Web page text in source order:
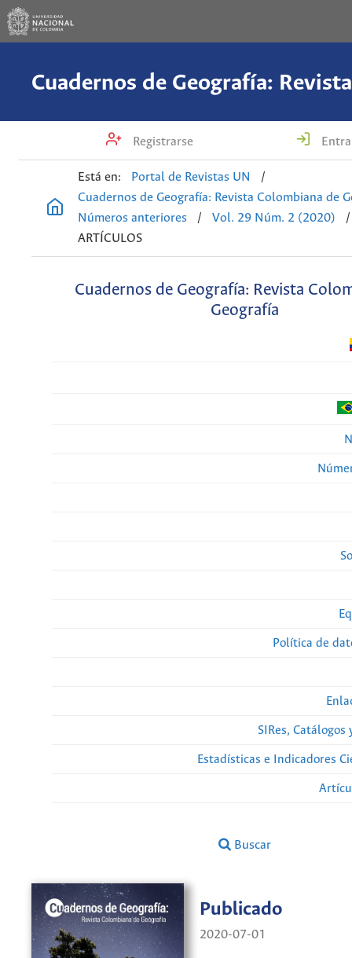
Registrarse
Está en: Portal de Revistas UN
/
Cuadernos de Geografía: Revista Colombiana de
Números anteriores
/ Vol. 29 Núm. 2 (2020)
/
ARTÍCULOS
Cuadernos de Geografía: Revista
Geografía
Política de
SIRes, Catálogos
Estadísticas e Indicadores
Buscar
Publicado
2020-07-01